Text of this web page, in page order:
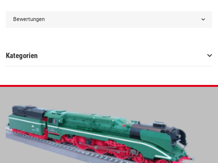
Bewertungen
Kategorien